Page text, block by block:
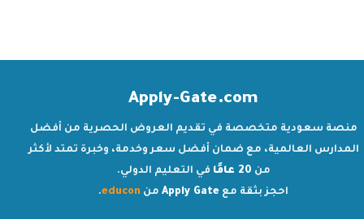
Apply-Gate.com
منصة سعودية متخصصة في تقديم العروض الحصرية من أفضل
المدارس العالمية، مع ضمان أفضل سعر وخدمة، وخبرة تمتد لأكثر
من 20 عامًا
في التعليم الدولي.
احجز بثقة مع Apply Gate من educon
.